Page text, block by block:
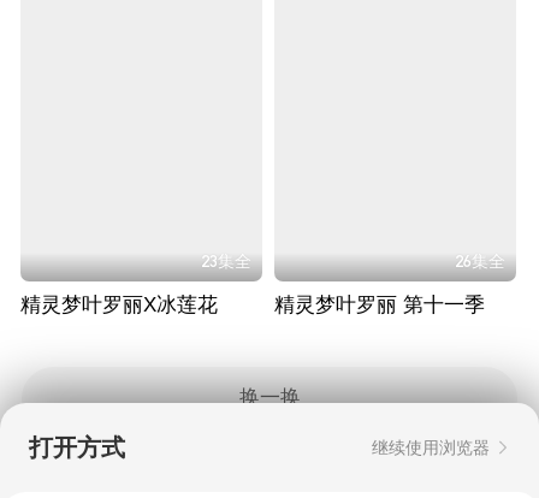
23集全
精灵梦叶罗丽X冰莲花
26集全
精灵梦叶罗丽 第十一季
换一换
打开方式 继续使用浏览器